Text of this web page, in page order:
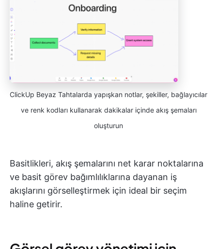
ClickUp Beyaz Tahtalarda yapışkan notlar, şekiller, bağlayıcılar
ve renk kodları kullanarak dakikalar içinde akış şemaları
oluşturun
Basitlikleri, akış şemalarını net karar noktalarına
ve basit görev bağımlılıklarına dayanan iş
akışlarını görselleştirmek için ideal bir seçim
haline getirir.